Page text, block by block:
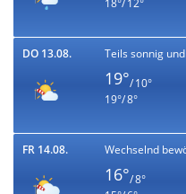
18°/ 12°
DO 13.08. Teils sonnig
19°/ 10°
19°/ 8°
FR 14.08. Wechselnd
16°/ 8°